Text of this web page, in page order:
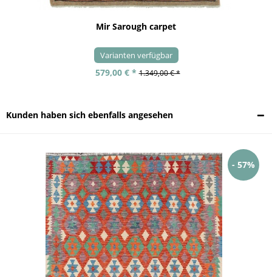
Mir Sarough carpet
Varianten verfügbar
579,00 € * 1.349,00 € *
Kunden haben sich ebenfalls angesehen
- 57%